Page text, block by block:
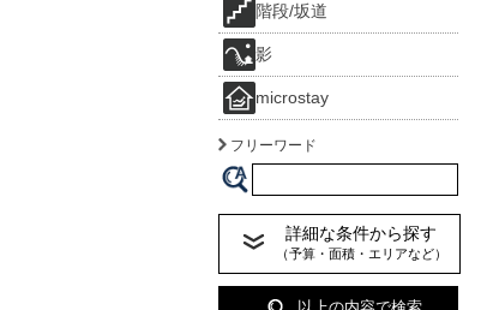
階段/坂道
影
microstay
フリーワード
詳細な条件から探す
（予算・面積・エリアなど）